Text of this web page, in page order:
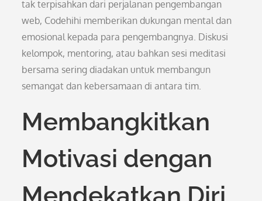
tak terpisahkan dari perjalanan pengembangan
web, Codehihi memberikan dukungan mental dan
emosional kepada para pengembangnya. Diskusi
kelompok, mentoring, atau bahkan sesi meditasi
bersama sering diadakan untuk membangun
semangat dan kebersamaan di antara tim.
Membangkitkan
Motivasi dengan